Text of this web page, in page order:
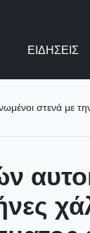
ΕΙΔΉΣΕΙΣ
στενά με